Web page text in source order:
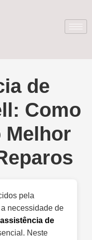
de
Como
Melhor
pela
necessidade de
assistência de
Neste